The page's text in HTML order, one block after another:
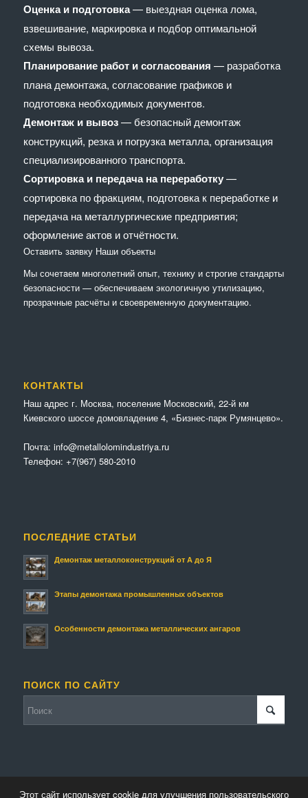
Оценка и подготовка— выездная оценка лома,
взвешивание, маркировка и подбор оптимальной
схемы вывоза.
Планирование работ и согласования — разработка
плана демонтажа, согласование графиков и
подготовка необходимых документов.
Демонтаж и вывоз— безопасный демонтаж
конструкций, резка и погрузка металла, организация
специализированного транспорта.
Сортировка и передача на переработку—
сортировка по фракциям, подготовка к переработке и
передача на металлургические предприятия;
оформление актов и отчётности.
Оставить заявку Наши объекты
Мы сочетaем многолетний опыт, технику и строгие стандарты
безопасности — обеспечиваем экологичную утилизацию,
прозрачные расчёты и своевременную документацию.
КОНТАКТЫ
Наш адрес г. Москва, поселение Московский, 22-й км
Киевского шоссе домовладение 4, «Бизнес-парк Румянцево».
Почта: info@metallolomindustriya.ru
Телефон: +7(967) 580-2010
ПОСЛЕДНИЕ СТАТЬИ
Демонтаж металлоконструкций от А до Я
Этапы демонтажа промышленных объектов
Особенности демонтажа металлических ангаров
ПОИСК ПО САЙТУ
Этот сайт использует cookie для улучшения пользовательского